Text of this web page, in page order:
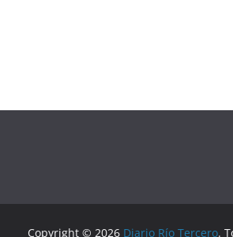
Copyright © 2026 Diario Río Tercero.